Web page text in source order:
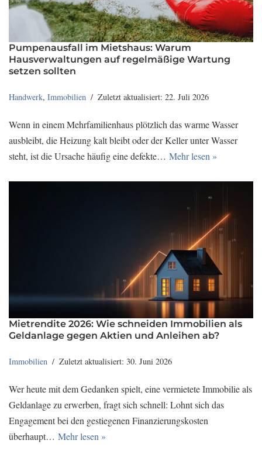
Pumpenausfall im Mietshaus: Warum
Hausverwaltungen auf regelmäßige Wartung
setzen sollten
Handwerk, Immobilien Zuletzt aktualisiert: 22. Juli 2026
Wenn in einem Mehrfamilienhaus plötzlich das warme Wasser
ausbleibt, die Heizung kalt bleibt oder der Keller unter Wasser
steht, ist die Ursache häufig eine defekte… Mehr lesen »
Mietrendite 2026: Wie schneiden Immobilien als
Geldanlage gegen Aktien und Anleihen ab?
Immobilien Zuletzt aktualisiert: 30. Juni 2026
Wer heute mit dem Gedanken spielt, eine vermietete Immobilie als
Geldanlage zu erwerben, fragt sich schnell: Lohnt sich das
Engagement bei den gestiegenen Finanzierungskosten
überhaupt… Mehr lesen »